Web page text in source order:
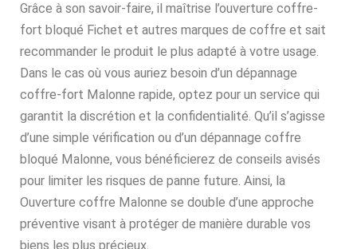
Grâce à son savoir-faire, il maîtrise l’ouverture coffre-
fort bloqué Fichet et autres marques de coffre et sait
recommander le produit le plus adapté à votre usage.
Dans le cas où vous auriez besoin d’un dépannage
coffre-fort Malonne rapide, optez pour un service qui
garantit la discrétion et la confidentialité. Qu’il s’agisse
d’une simple vérification ou d’un dépannage coffre
bloqué Malonne, vous bénéficierez de conseils avisés
pour limiter les risques de panne future. Ainsi, la
Ouverture coffre Malonne se double d’une approche
préventive visant à protéger de manière durable vos
biens les plus précieux.